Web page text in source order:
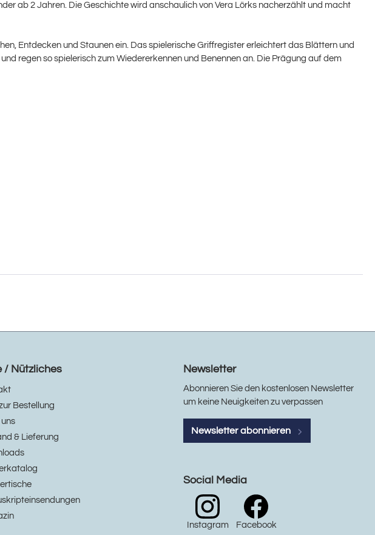
ab 2 Jahren. Die Geschichte wird anschaulich von Vera Lörks nacherzählt und macht
Entdecken und Staunen ein. Das spielerische Griffregister erleichtert das Blättern und
regen so spielerisch zum Wiedererkennen und Benennen an. Die Prägung auf dem
/ Nützliches
Bestellung
& Lieferung
Newsletter
Abonnieren Sie den kostenlosen Newsletter
um keine Neuigkeiten zu verpassen
Newsletter abonnieren
Social Media
Instagram Facebook